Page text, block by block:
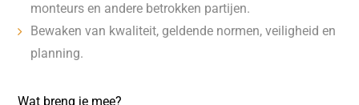
monteurs en andere betrokken partijen.
Bewaken van kwaliteit, geldende normen, veiligheid en
planning.
Wat breng je mee?